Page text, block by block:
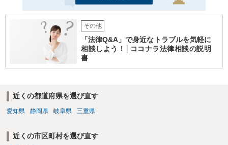
その他
「法律Q&A」で身近なトラブルを気軽に
相談しよう！│ココナラ法律相談の説明
書
近くの都道府県を選び直す
愛知県 静岡県 岐阜県 三重県
近くの市区町村を選び直す